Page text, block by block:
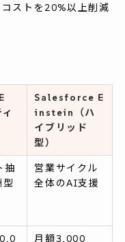
ストを20%以上削減
Salesforce E
instein（ハ
イブリッド
型）
抽
型
営業サイクル
全体のAI支援
月額3,000